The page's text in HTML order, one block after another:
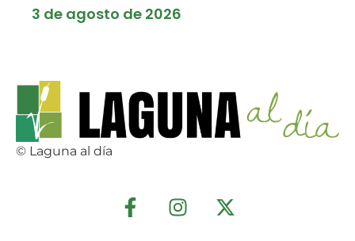
3 de agosto de 2026
© Laguna al día